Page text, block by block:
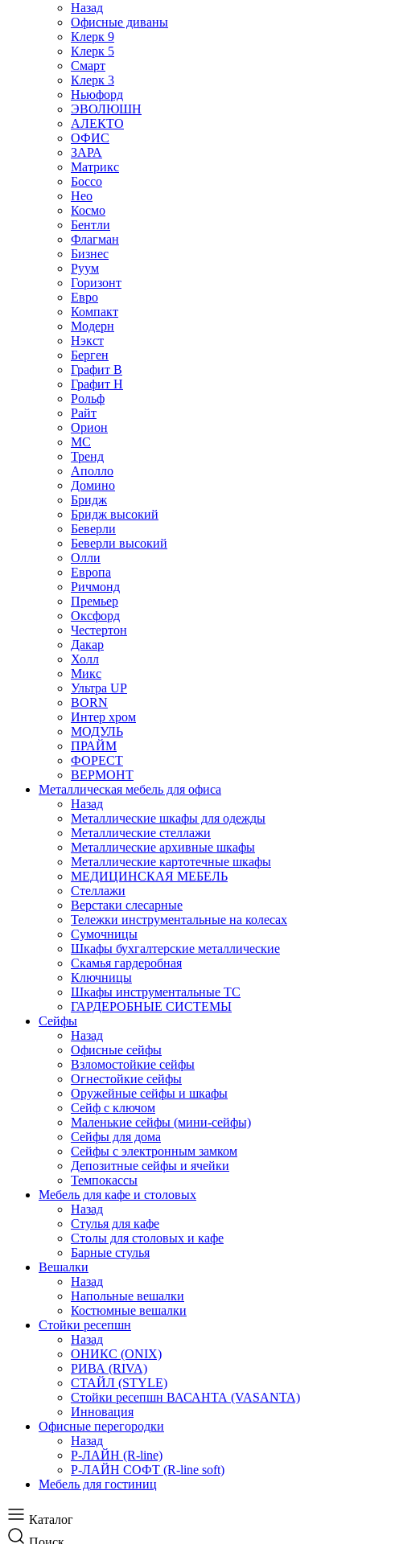
Назад
Офисные диваны
Клерк 9
Клерк 5
Смарт
Клерк 3
Ньюфорд
ЭВОЛЮШН
АЛЕКТО
ОФИС
ЗАРА
Матрикс
Боссо
Нео
Космо
Бентли
Флагман
Бизнес
Руум
Горизонт
Евро
Компакт
Модерн
Нэкст
Берген
Графит В
Графит Н
Рольф
Райт
Орион
МС
Тренд
Аполло
Домино
Бридж
Бридж высокий
Беверли
Беверли высокий
Олли
Европа
Ричмонд
Премьер
Оксфорд
Честертон
Дакар
Холл
Микс
Ультра UP
BORN
Интер хром
МОДУЛЬ
ПРАЙМ
ФОРЕСТ
ВЕРМОНТ
Металлическая мебель для офиса
Назад
Металлические шкафы для одежды
Металлические стеллажи
Металлические архивные шкафы
Металлические картотечные шкафы
МЕДИЦИНСКАЯ МЕБЕЛЬ
Стеллажи
Верстаки слесарные
Тележки инструментальные на колесах
Сумочницы
Шкафы бухгалтерские металлические
Скамья гардеробная
Ключницы
Шкафы инструментальные ТС
ГАРДЕРОБНЫЕ СИСТЕМЫ
Сейфы
Назад
Офисные сейфы
Взломостойкие сейфы
Огнестойкие сейфы
Оружейные сейфы и шкафы
Сейф с ключом
Маленькие сейфы (мини-сейфы)
Сейфы для дома
Сейфы с электронным замком
Депозитные сейфы и ячейки
Темпокассы
Мебель для кафе и столовых
Назад
Стулья для кафе
Столы для столовых и кафе
Барные стулья
Вешалки
Назад
Напольные вешалки
Костюмные вешалки
Стойки ресепшн
Назад
ОНИКС (ONIX)
РИВА (RIVA)
СТАЙЛ (STYLE)
Стойки ресепшн ВАСАНТА (VASANTA)
Инновация
Офисные перегородки
Назад
Р-ЛАЙН (R-line)
Р-ЛАЙН СОФТ (R-line soft)
Мебель для гостиниц
Каталог